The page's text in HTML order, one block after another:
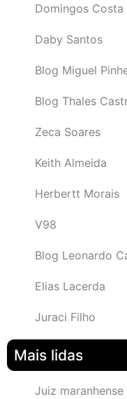
Domingos Costa
Daby Santos
Blog Miguel
Blog Thales
Zeca Soares
Keith Almeida
Herbertt Morais
V98
Blog Leonardo
Elias Lacerda
Juraci Filho
Mais lidas
Juiz